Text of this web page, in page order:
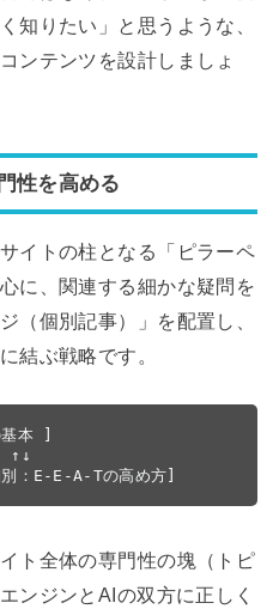
知りたい」と思うような、
ンテンツを設計しましょ
性を高める
イトの柱となる「ピラーペ
に、関連する細かな疑問を
（個別記事）」を配置し、
結ぶ戦略です。
基本 ]
ト全体の専門性の塊（トピ
ンジンとAIの双方に正しく